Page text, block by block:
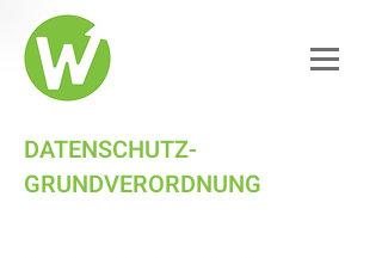
DATENSCHUTZ-
GRUNDVERORDNUNG